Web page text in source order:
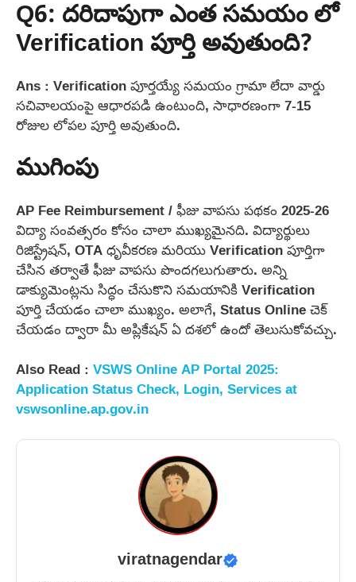
Q6: దరిదాపుగా ఎంత సమయం లో
Verification పూర్తి అవుతుంది?
Ans : Verification పూర్తయ్యే సమయం గ్రామా లేదా వార్డు
సచివాలయంపై ఆధారపడి ఉంటుంది, సాధారణంగా 7-15
రోజుల లోపల పూర్తి అవుతుంది.
ముగింపు
AP Fee Reimbursement / ఫీజు వాపసు పథకం 2025-26
విద్యా సంవత్సరం కోసం చాలా ముఖ్యమైనది. విద్యార్థులు
రిజిస్ట్రేషన్, OTA ధృవీకరణ మరియు Verification పూర్తిగా
చేసిన తర్వాతే ఫీజు వాపసు పొందగలుగుతారు. అన్ని
డాక్యుమెంట్లను సిద్ధం చేసుకొని సమయానికి Verification
పూర్తి చేయడం చాలా ముఖ్యం. అలాగే, Status Online చెక్
చేయడం ద్వారా మీ అప్లికేషన్ ఏ దశలో ఉందో తెలుసుకోవచ్చు.
Also Read : VSWS Online AP Portal 2025:
Application Status Check, Login, Services at
vswsonline.ap.gov.in
viratnagendar